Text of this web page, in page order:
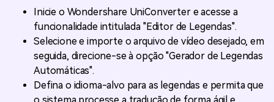
Suporte
AniSmall-Compressor de vídeo
AniSmall para Desktop
AniSmall para iOS
Conversor de Vídeo
Aproveite recursos de conversão
poderosos e inteligentes.
IA Lab
Fãs de Esportes
UniConverter
Novo
Ofertas Educacionais
Popular
Ajuda
Guia
Como usar o Wondershare UniConverter? Aprenda o guia
passo a passo abaixo.
Atualize para a V17
COMPRE AGORA Entrar
Inicie o Wondershare UniConverter e acesse a
funcionalidade intitulada "Editor de Legendas".
Selecione e importe o arquivo de vídeo desejado, em
seguida, direcione-se à opção "Gerador de Legendas
Automáticas".
Defina o idioma-alvo para as legendas e permita que
o sistema processe a tradução de forma ágil e